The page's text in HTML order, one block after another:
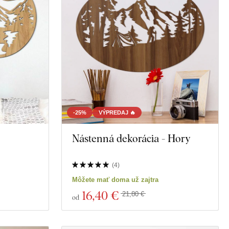
-25% VÝPREDAJ 🔥
Nástenná dekorácia - Hory
(4)
Môžete mať doma už zajtra
od 16,40 € 21,80 €